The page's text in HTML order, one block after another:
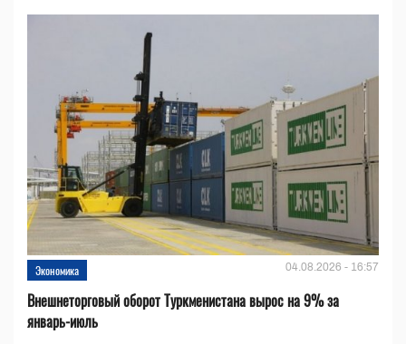
Экономика 04.08.2026 - 16:57
Внешнеторговый оборот Туркменистана вырос на 9% за
январь-июль